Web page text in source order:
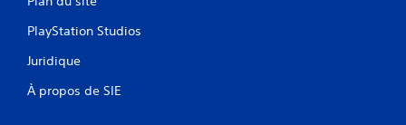
PlayStation Studios
Juridique
À propos de SIE